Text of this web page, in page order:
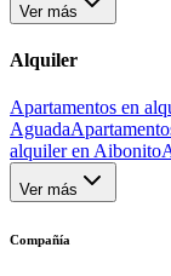
Ver más
Alquiler
Apartamentos en
Aguada
alquiler en Aibonito
Ver más
Compañía